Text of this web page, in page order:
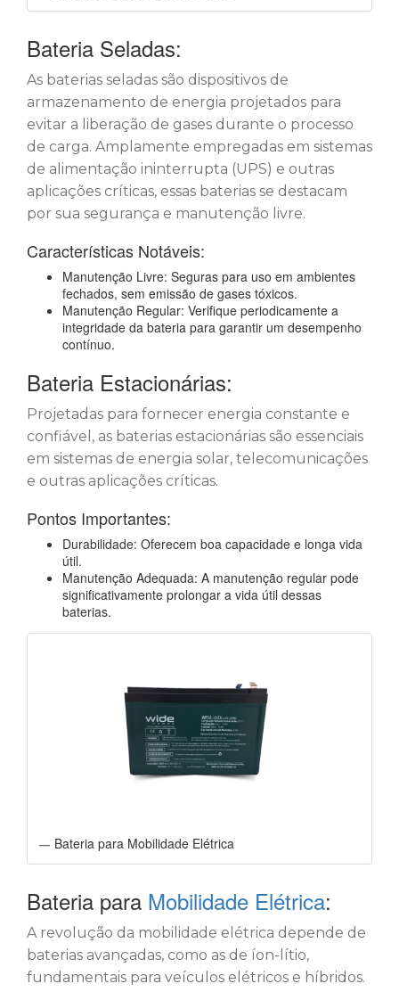
Bateria Seladas:
As baterias seladas são dispositivos de
armazenamento de energia projetados para
evitar a liberação de gases durante o processo
de carga. Amplamente empregadas em sistemas
de alimentação ininterrupta (UPS) e outras
aplicações críticas, essas baterias se destacam
por sua segurança e manutenção livre.
Características Notáveis:
Manutenção Livre: Seguras para uso em ambientes
fechados, sem emissão de gases tóxicos.
Manutenção Regular: Verifique periodicamente a
integridade da bateria para garantir um desempenho
contínuo.
Bateria Estacionárias:
Projetadas para fornecer energia constante e
confiável, as baterias estacionárias são essenciais
em sistemas de energia solar, telecomunicações
e outras aplicações críticas.
Pontos Importantes:
Durabilidade: Oferecem boa capacidade e longa vida
útil.
Manutenção Adequada: A manutenção regular pode
significativamente prolongar a vida útil dessas
baterias.
Bateria para Mobilidade Elétrica
Bateria para Mobilidade Elétrica:
A revolução da mobilidade elétrica depende de
baterias avançadas, como as de íon-lítio,
fundamentais para veículos elétricos e híbridos.